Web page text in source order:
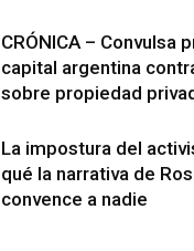
CRÓNICA – Convulsa
capital argentina
sobre propiedad
La impostura del
qué la narrativa de
convence a nadie